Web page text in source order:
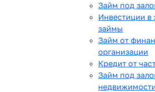
Займ под
Инвестиции в
займы
Займ от
организации
Кредит от
Займ под